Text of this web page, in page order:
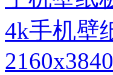
2160x3840